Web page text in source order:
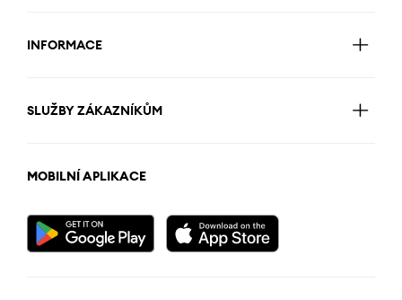
INFORMACE
SLUŽBY ZÁKAZNÍKŮM
MOBILNÍ APLIKACE